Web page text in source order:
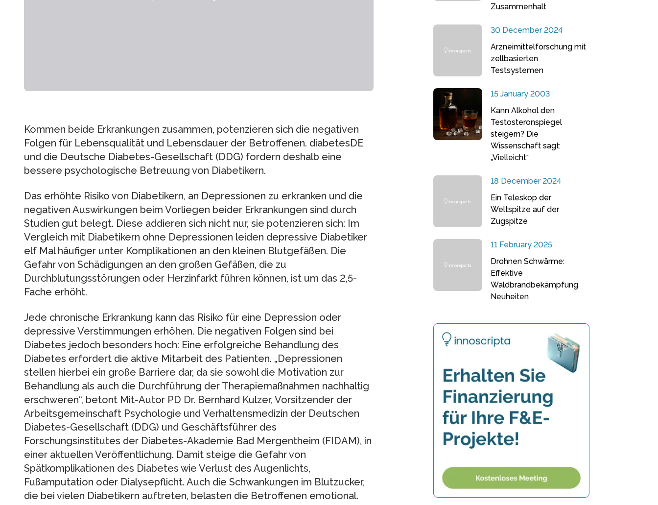
Kommen beide Erkrankungen zusammen, potenzieren sich die negativen
Folgen für Lebensqualität und Lebensdauer der Betroffenen. diabetesDE
und die Deutsche Diabetes-Gesellschaft (DDG) fordern deshalb eine
bessere psychologische Betreuung von Diabetikern.
Das erhöhte Risiko von Diabetikern, an Depressionen zu erkranken und die
negativen Auswirkungen beim Vorliegen beider Erkrankungen sind durch
Studien gut belegt. Diese addieren sich nicht nur, sie potenzieren sich: Im
Vergleich mit Diabetikern ohne Depressionen leiden depressive Diabetiker
elf Mal häufiger unter Komplikationen an den kleinen Blutgefäßen. Die
Gefahr von Schädigungen an den großen Gefäßen, die zu
Durchblutungsstörungen oder Herzinfarkt führen können, ist um das 2,5-
Fache erhöht.
Jede chronische Erkrankung kann das Risiko für eine Depression oder
depressive Verstimmungen erhöhen. Die negativen Folgen sind bei
Diabetes jedoch besonders hoch: Eine erfolgreiche Behandlung des
Diabetes erfordert die aktive Mitarbeit des Patienten. „Depressionen
stellen hierbei ein große Barriere dar, da sie sowohl die Motivation zur
Behandlung als auch die Durchführung der Therapiemaßnahmen nachhaltig
erschweren“, betont Mit-Autor PD Dr. Bernhard Kulzer, Vorsitzender der
Arbeitsgemeinschaft Psychologie und Verhaltensmedizin der Deutschen
Diabetes-Gesellschaft (DDG) und Geschäftsführer des
Forschungsinstitutes der Diabetes-Akademie Bad Mergentheim (FIDAM), in
einer aktuellen Veröffentlichung. Damit steige die Gefahr von
Spätkomplikationen des Diabetes wie Verlust des Augenlichts,
Fußamputation oder Dialysepflicht. Auch die Schwankungen im Blutzucker,
die bei vielen Diabetikern auftreten, belasten die Betroffenen emotional.
Zusammenhalt
30 December 2024
Arzneimittelforschung mit
zellbasierten
Testsystemen
15 January 2003
Kann Alkohol den
Testosteronspiegel
steigern? Die
Wissenschaft sagt:
„Vielleicht“
18 December 2024
Ein Teleskop der
Weltspitze auf der
Zugspitze
11 February 2025
Drohnen Schwärme:
Effektive
Waldbrandbekämpfung
Neuheiten